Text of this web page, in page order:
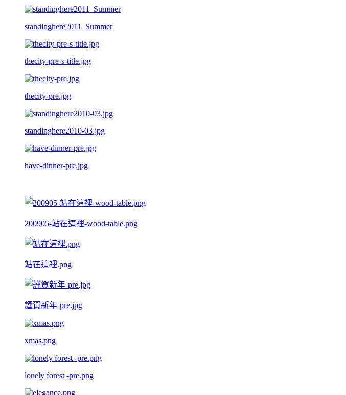
standinghere2011_Summer
thecity-pre-s-title.jpg
thecity-pre.jpg
standinghere2010-03.jpg
have-dinner-pre.jpg
200905-站在這裡-wood-table.png
站在這裡.png
謹賀新年-pre.jpg
xmas.png
lonely forest -pre.png